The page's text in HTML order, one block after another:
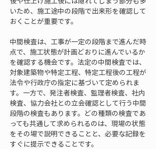
いため、施工途中の段階で出来形を確認して
おくことが重要です。
中間検査は、工事が一定の段階まで進んだ時
点で、施工状態が計画どおりに進んでいるか
を確認する機会です。法定の中間検査では、
対象建築物や特定工程、特定工程後の工程が
法令や行政庁の指定に基づいて定められま
す。一方で、発注者検査、監理者検査、社内
検査、協力会社との立会確認として行う中間
段階の検査もあります。どの種類の検査であ
っても共通して求められるのは、現場の状態
をその場で説明できることと、必要な記録を
すぐに提示できることです。